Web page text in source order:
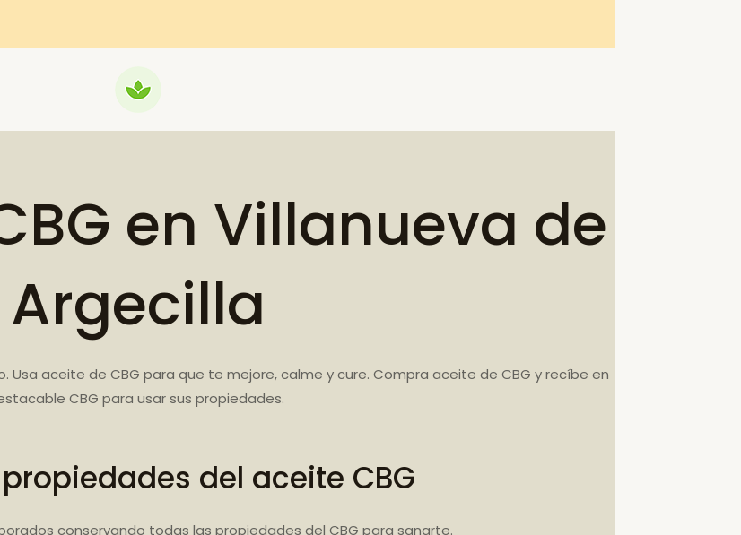
en Villanueva de
Argecilla
aceite de CBG para que te mejore, calme y cure. Compra aceite de CBG y recíbe en
CBG para usar sus propiedades.
del aceite CBG
conservando todas las propiedades del CBG para sanarte.